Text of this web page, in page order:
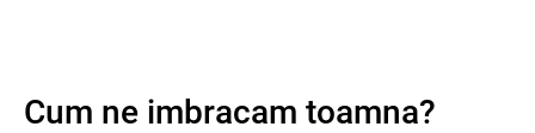
Cum ne imbracam toamna?